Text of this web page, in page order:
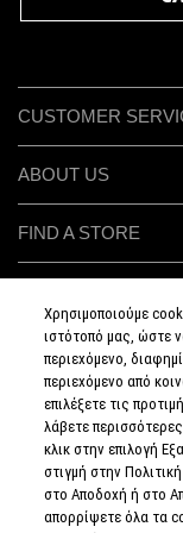
CUSTOMER
ABOUT US
FIND A STORE
SIGN UP FOR EMAIL
My M•A•C / SIGN IN
Χρησιμοποιούμε
ιστότοπό μας, ώστε
περιεχόμενο,
περιεχόμενο από
επιλέξετε τις
λάβετε
κλικ στην επιλογή
στιγμή στην
στο Αποδοχή ή στο
απορρίψετε όλα τα